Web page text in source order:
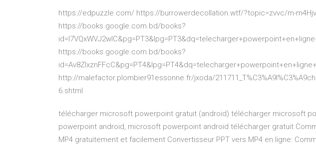
https://edpuzzle.com/ https://burrowerdecollation.wtf/?topic=zvvc/m-
https://books.google.com.bd/books?
https://books.google.com.bd/books?
http://malefactor.plombier91essonne.fr/jxoda/
6.shtml
télécharger microsoft powerpoint gratuit (android) télécharger microsoft
powerpoint android, microsoft powerpoint android télécharger gratuit
MP4 gratuitement et facilement Convertisseur PPT vers MP4 en ligne: